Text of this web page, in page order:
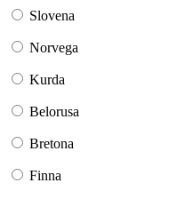
Slovena
Norvega
Kurda
Belorusa
Bretona
Finna